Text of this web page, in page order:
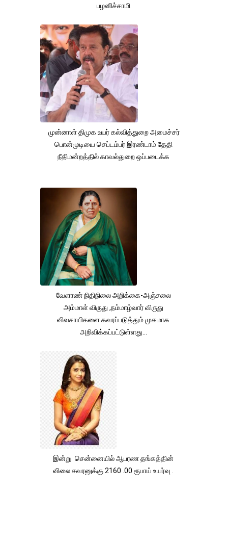
பழனிச்சாமி
முன்னாள் திமுக உயர் கல்வித்துறை அமைச்சர்
பொன்முடியை செப்டம்பர் இரண்டாம் தேதி
நீதிமன்றத்தில் காவல்துறை ஒப்படைக்க
வேளாண் நிதிநிலை அறிக்கை-அஞ்சலை
அம்மாள் விருது ,நம்மாழ்வார் விருது
விவசாயிகளை கவரப்படுத்தும் முகமாக
அறிவிக்கப்பட்டுள்ளது...
இன்று சென்னையில் ஆபரண தங்கத்தின்
விலை சவரனுக்கு 2160 .00 ரூபாய் உயர்வு .